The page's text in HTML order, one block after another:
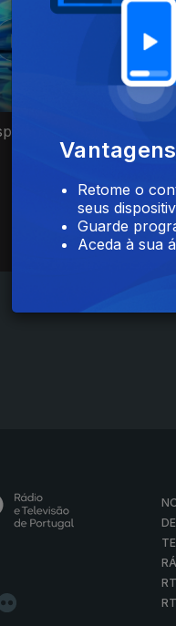
Coadjutor de
Vantagens
Retome o
seus
Guarde
Aceda à sua